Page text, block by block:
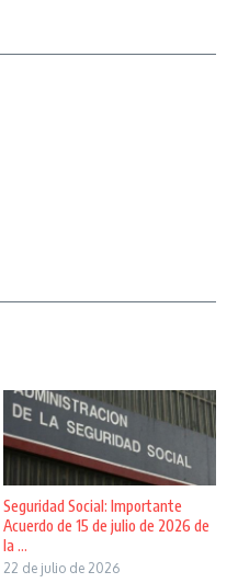
Seguridad Social: Importante
Acuerdo de 15 de julio de 2026 de
la ...
22 de julio de 2026